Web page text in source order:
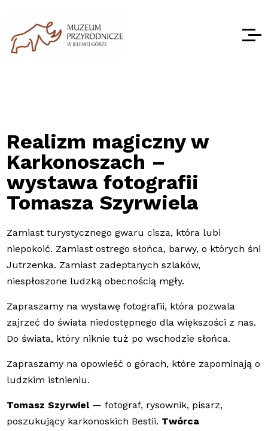
Realizm magiczny w
Karkonoszach –
wystawa fotografii
Tomasza Szyrwiela
Zamiast turystycznego gwaru cisza, która lubi
niepokoić. Zamiast ostrego słońca, barwy, o których śni
Jutrzenka. Zamiast zadeptanych szlaków,
niespłoszone ludzką obecnością mgły.
Zapraszamy na wystawę fotografii, która pozwala
zajrzeć do świata niedostępnego dla większości z nas.
Do świata, który niknie tuż po wschodzie słońca.
Zapraszamy na opowieść o górach, które zapominają o
ludzkim istnieniu.
Tomasz Szyrwiel — fotograf, rysownik, pisarz,
poszukujący karkonoskich Bestii. Twórca